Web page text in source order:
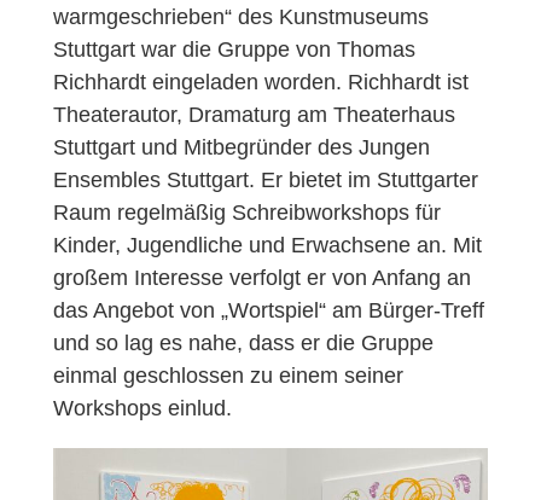
warmgeschrieben“ des Kunstmuseums
Stuttgart war die Gruppe von Thomas
Richhardt eingeladen worden. Richhardt ist
Theaterautor, Dramaturg am Theaterhaus
Stuttgart und Mitbegründer des Jungen
Ensembles Stuttgart. Er bietet im Stuttgarter
Raum regelmäßig Schreibworkshops für
Kinder, Jugendliche und Erwachsene an. Mit
großem Interesse verfolgt er von Anfang an
das Angebot von „Wortspiel“ am Bürger-Treff
und so lag es nahe, dass er die Gruppe
einmal geschlossen zu einem seiner
Workshops einlud.